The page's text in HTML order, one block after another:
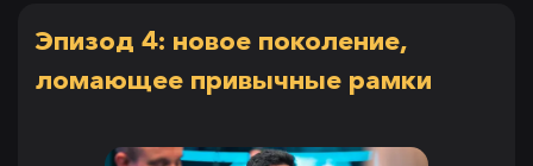
Эпизод 4: новое поколение,
ломающее привычные рамки